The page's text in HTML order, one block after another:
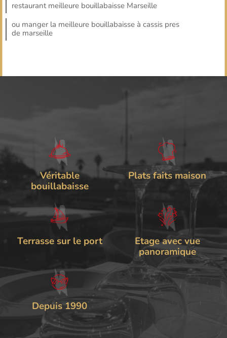
restaurant meilleure bouillabaisse Marseille
ou manger la meilleure bouillabaisse à cassis pres
de marseille
Véritable
bouillabaisse
Plats faits maison
Terrasse sur le port
Etage avec vue
panoramique
Depuis 1990